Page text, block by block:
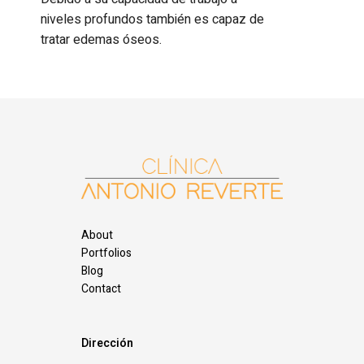
niveles profundos también es capaz de
tratar edemas óseos.
About
Portfolios
Blog
Contact
Dirección